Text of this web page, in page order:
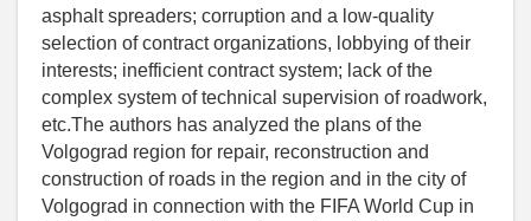
asphalt spreaders; corruption and a low-quality
selection of contract organizations, lobbying of their
interests; inefficient contract system; lack of the
complex system of technical supervision of roadwork,
etc.The authors has analyzed the plans of the
Volgograd region for repair, reconstruction and
construction of roads in the region and in the city of
Volgograd in connection with the FIFA World Cup in